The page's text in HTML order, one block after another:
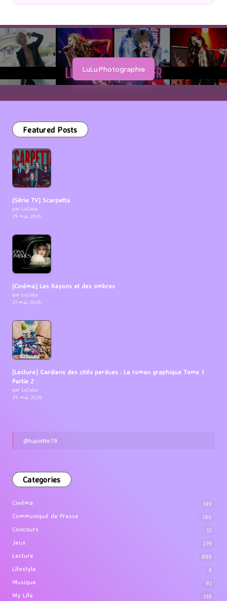
by
LuLu Photographie
Featured Posts
[Série TV] Scarpetta
par LuCioLe
29 mai 2026
[Cinéma] Les Rayons et des ombres
par LuCioLe
27 mai 2026
[Lecture] Gardiens des cités perdues : Le roman graphique Tome 1
Partie 2
par LuCioLe
25 mai 2026
@lupiotte79
Categories
Cinéma 749
Communiqué de Presse 190
Concours 12
Jeux 279
Lecture 895
Lifestyle 4
Musique 91
My Life 110